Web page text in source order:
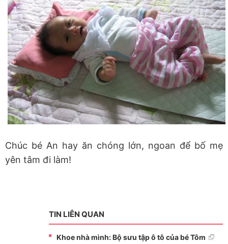
Chúc bé An hay ăn chóng lớn, ngoan để bố mẹ
yên tâm đi làm!
TIN LIÊN QUAN
Khoe nhà mình: Bộ sưu tập ô tô của bé Tôm